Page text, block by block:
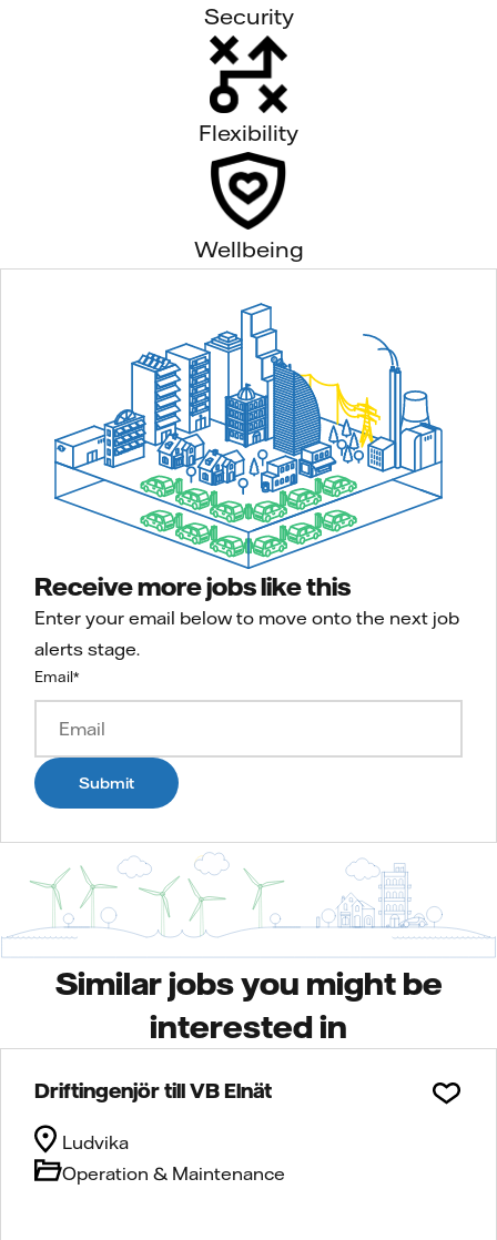
Security
Flexibility
Wellbeing
Receive more jobs like this
Enter your email below to move onto the next job
alerts stage.
Email*
Submit
Similar jobs you might be
interested in
Driftingenjör till VB Elnät
Operation & Maintenance
Ludvika